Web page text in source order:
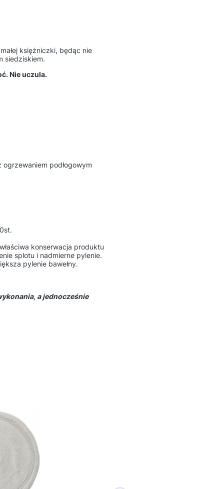
księżniczki, będąc nie
siedziskiem.
Nie uczula.
podłogowym
konserwacja produktu
splotu i nadmierne pylenie.
pylenie bawełny.
a jednocześnie